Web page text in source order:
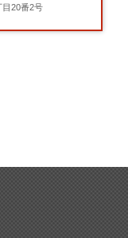
20番2号